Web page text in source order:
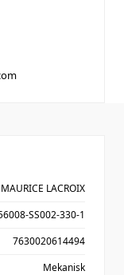
MAURICE LACROIX
SS002-330-1
7630020614494
Mekanisk